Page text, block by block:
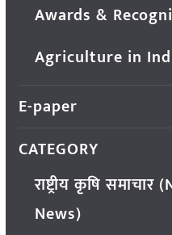
Awards &
Agriculture in
E-paper
CATEGORY
राष्ट्रीय कृषि
News)